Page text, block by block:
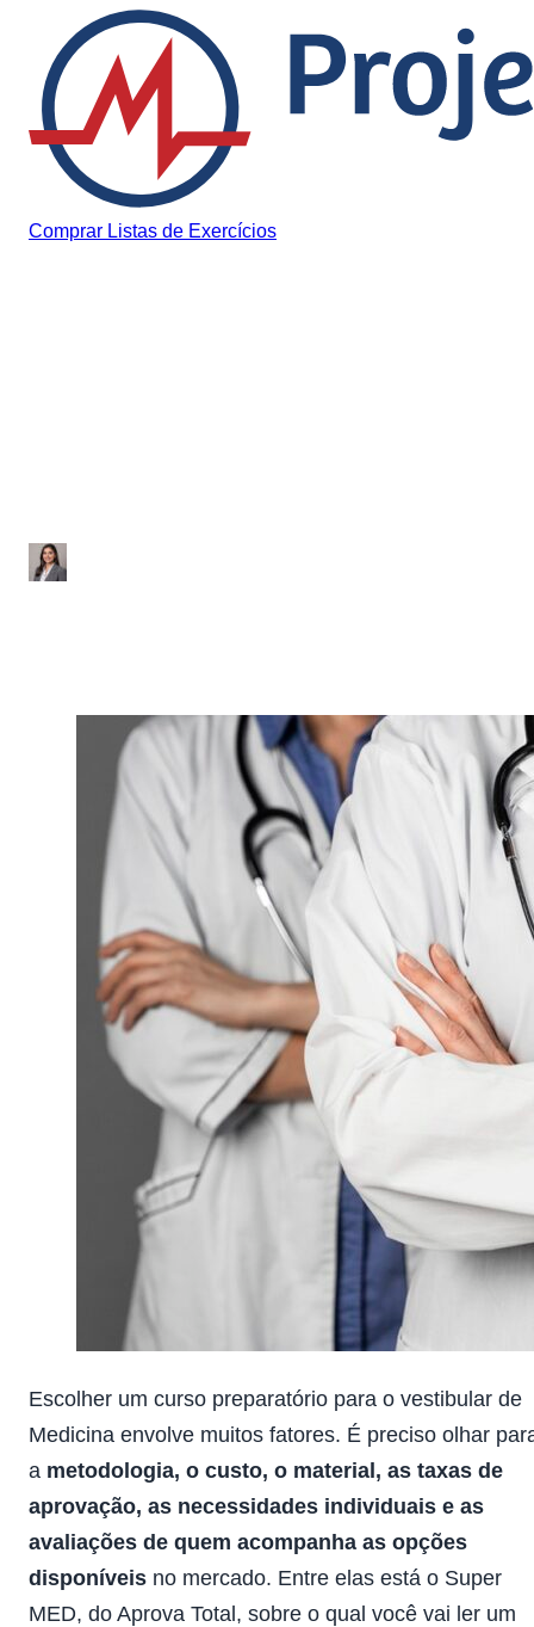
Pular para o conteúdo
Comprar Listas de Exercícios
Escolher um curso preparatório para o vestibular de
Medicina envolve muitos fatores. É preciso olhar
a metodologia, o custo, o material, as taxas de
aprovação, as necessidades individuais e as
avaliações de quem acompanha as opções
disponíveis no mercado. Entre elas está o Super
MED, do Aprova Total, sobre o qual você vai ler um